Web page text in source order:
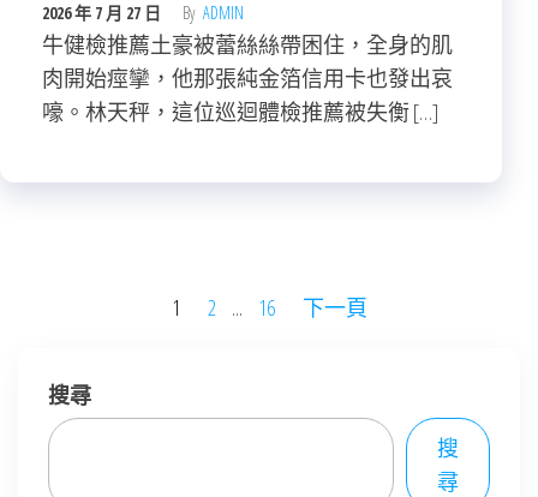
2026 年 7 月 27 日 By ADMIN
牛健檢推薦土豪被蕾絲絲帶困住，全身的肌
肉開始痙攣，他那張純金箔信用卡也發出哀
嚎。林天秤，這位巡迴體檢推薦被失衡 […]
分
頁
1 2 ... 16 下一頁
搜尋
搜
尋